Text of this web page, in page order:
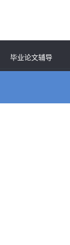
毕业论文辅导
一站式留学申请